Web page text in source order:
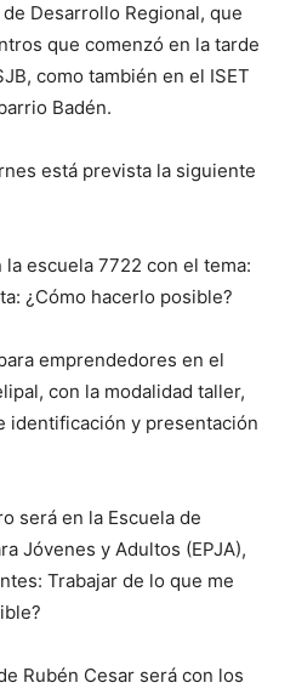
Desarrollo Regional, que
que comenzó en la tarde
como también en el ISET
Badén.
está prevista la siguiente
la escuela 7722 con el tema:
¿Cómo hacerlo posible?
emprendedores en el
con la modalidad taller,
identificación y presentación
será en la Escuela de
Jóvenes y Adultos (EPJA),
Trabajar de lo que me
Rubén Cesar será con los